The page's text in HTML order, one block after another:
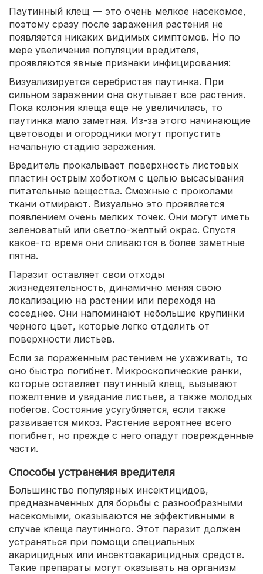
Паутинный клещ — это очень мелкое насекомое,
поэтому сразу после заражения растения не
появляется никаких видимых симптомов. Но по
мере увеличения популяции вредителя,
проявляются явные признаки инфицирования:
Визуализируется серебристая паутинка. При
сильном заражении она окутывает все растения.
Пока колония клеща еще не увеличилась, то
паутинка мало заметная. Из-за этого начинающие
цветоводы и огородники могут пропустить
начальную стадию заражения.
Вредитель прокалывает поверхность листовых
пластин острым хоботком с целью высасывания
питательные вещества. Смежные с проколами
ткани отмирают. Визуально это проявляется
появлением очень мелких точек. Они могут иметь
зеленоватый или светло-желтый окрас. Спустя
какое-то время они сливаются в более заметные
пятна.
Паразит оставляет свои отходы
жизнедеятельность, динамично меняя свою
локализацию на растении или переходя на
соседнее. Они напоминают небольшие крупинки
черного цвет, которые легко отделить от
поверхности листьев.
Если за пораженным растением не ухаживать, то
оно быстро погибнет. Микроскопические ранки,
которые оставляет паутинный клещ, вызывают
пожелтение и увядание листьев, а также молодых
побегов. Состояние усугубляется, если также
развивается микоз. Растение вероятнее всего
погибнет, но прежде с него опадут поврежденные
части.
Способы устранения вредителя
Большинство популярных инсектицидов,
предназначенных для борьбы с разнообразными
насекомыми, оказываются не эффективными в
случае клеща паутинного. Этот паразит должен
устраняться при помощи специальных
акарицидных или инсектоакарицидных средств.
Такие препараты могут оказывать на организм